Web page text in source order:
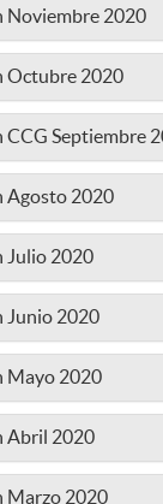
Noviembre 2020
Octubre 2020
Septiembre
Agosto 2020
Julio 2020
Junio 2020
Mayo 2020
Abril 2020
Marzo 2020